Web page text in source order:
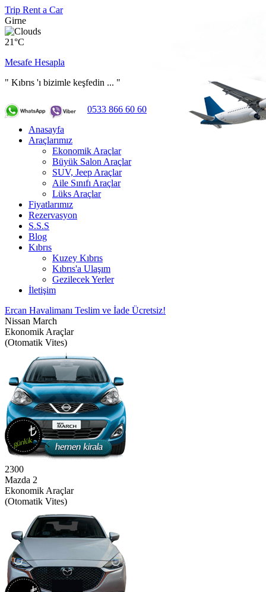
Trip Rent a Car
Girne
21°C
Mesafe Hesapla
" Kıbrıs 'ı bizimle keşfedin ... "
0533 866 60 60
Anasayfa
Araçlarımız
Ekonomik Araçlar
Büyük Salon Araçlar
SUV, Jeep Araçlar
Aile Sınıfı Araçlar
Lüks Araçlar
Fiyatlarımız
Rezervasyon
S.S.S
Blog
Kıbrıs
Kuzey Kıbrıs
Kıbrıs'a Ulaşım
Gezilecek Yerler
İletişim
Ercan Havalimanı Teslim ve İade Ücretsiz!
Nissan March
Ekonomik Araçlar
(Otomatik Vites)
2300
Mazda 2
Ekonomik Araçlar
(Otomatik Vites)